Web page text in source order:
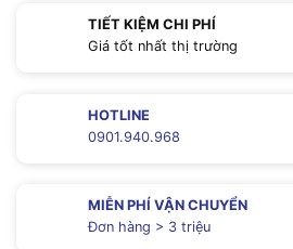
TIẾT KIỆM CHI PHÍ
Giá tốt nhất thị trường
HOTLINE
0901.940.968
MIỄN PHÍ VẬN CHUYỂN
Đơn hàng > 3 triệu